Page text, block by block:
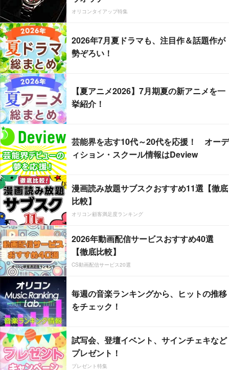
オリコンタイアップ特集
2026年7月夏ドラマも、注目作＆話題作が
勢ぞろい！
【夏アニメ2026】7月期夏の新アニメを一
挙紹介！
芸能界を志す10代～20代を応援！ オーデ
ィション・スクール情報はDeview
漫画読み放題サブスクおすすめ11選【徹底
比較】
オリコン顧客満足度ランキング
2026年動画配信サービスおすすめ40選
【徹底比較】
CS動画配信サービス20選
毎週の音楽ランキングから、ヒットの推移
をチェック！
試写会、登壇イベント、サインチェキなど
プレゼント！
プレゼント特集